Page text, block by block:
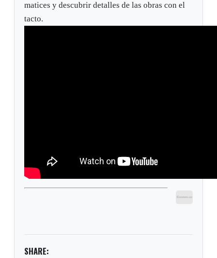
matices y descubrir detalles de las obras con el
tacto.
SHARE: